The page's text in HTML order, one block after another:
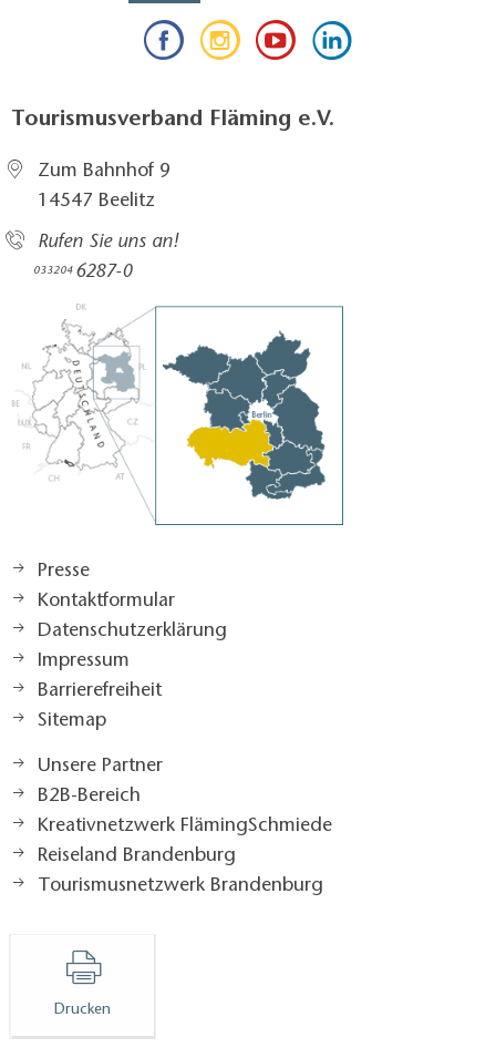
Tourismusverband Fläming e.V.
Zum Bahnhof 9
14547 Beelitz
Rufen Sie uns an!
033204 6287-0
Presse
Kontaktformular
Datenschutzerklärung
Impressum
Barrierefreiheit
Sitemap
Unsere Partner
B2B-Bereich
Kreativnetzwerk FlämingSchmiede
Reiseland Brandenburg
Tourismusnetzwerk Brandenburg
Drucken